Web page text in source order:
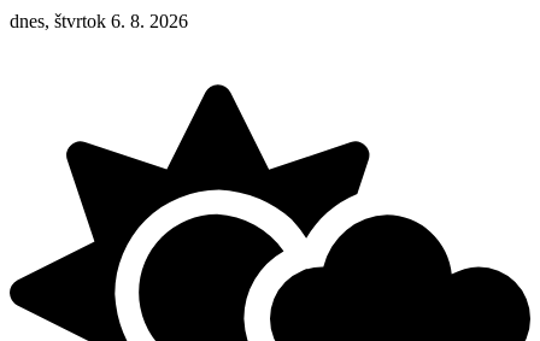
dnes, štvrtok 6. 8. 2026